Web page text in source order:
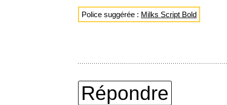
Police suggérée : Milks Script Bold
Répondre